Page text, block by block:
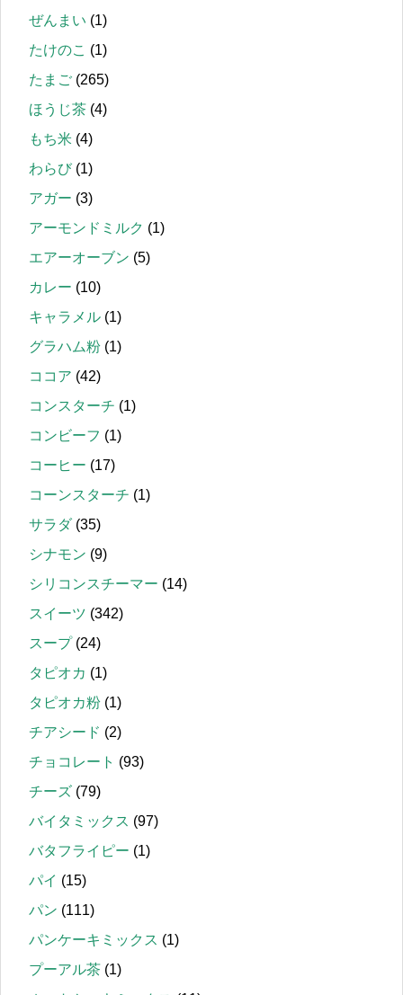
ぜんまい (1)
たけのこ (1)
たまご (265)
ほうじ茶 (4)
もち米 (4)
わらび(1)
アガー (3)
アーモンドミルク (1)
エアーオーブン (5)
カレー (10)
キャラメル (1)
グラハム粉 (1)
ココア (42)
コンスターチ (1)
コンビーフ (1)
コーヒー (17)
コーンスターチ (1)
サラダ(35)
シナモン (9)
シリコンスチーマー (14)
スイーツ (342)
スープ(24)
タピオカ (1)
タピオカ粉 (1)
チアシード (2)
チョコレート (93)
チーズ (79)
バイタミックス (97)
バタフライピー (1)
パイ (15)
パン (111)
パンケーキミックス (1)
プーアル茶 (1)